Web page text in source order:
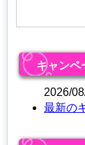
キャンペ
2026/
最新の